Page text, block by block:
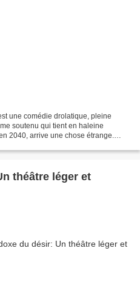
une comédie drolatique, pleine
soutenu qui tient en haleine
2040, arrive une chose étrange.
théâtre léger et